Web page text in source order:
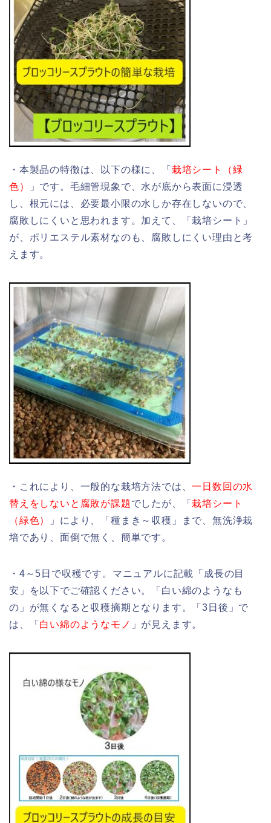
・本製品の特徴は、以下の様に、「 栽培シート（緑
色）
」です。毛細管現象で、水が底から表面に浸透
し、根元には、必要最小限の水しか存在しないので、
腐敗しにくいと思われます。加えて、「栽培シート」
が、ポリエステル素材なのも、腐敗しにくい理由と考
えます。
・これにより、一般的な栽培方法では、一日数回の水
替えをしないと腐敗が課題 でしたが、「栽培シート
（緑色）
」により、「種まき～収穫」まで、無洗浄栽
培であり、面倒で無く、簡単です。
・4～5日で収穫です。マニュアルに記載「成長の目
安」を以下でご確認ください。「白い綿のようなも
の」が無くなると収穫摘期となります。「3日後」で
は、「 白い綿のようなモノ 」が見えます。